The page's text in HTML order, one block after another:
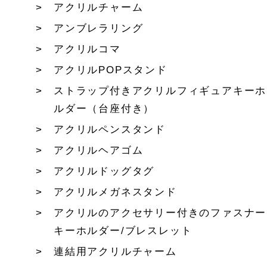
アクリルチャーム
アンブレラリング
アクリルコマ
アクリルPOPスタンド
ストラップ付きアクリルフィギュアキーホ
ルダー（台座付き）
アクリルペンスタンド
アクリルヘアゴム
アクリルドッグタグ
アクリルメガネスタンド
アクリルのアクセサリー付きのファスナー
キーホルダー/ブレスレット
連結用アクリルチャーム